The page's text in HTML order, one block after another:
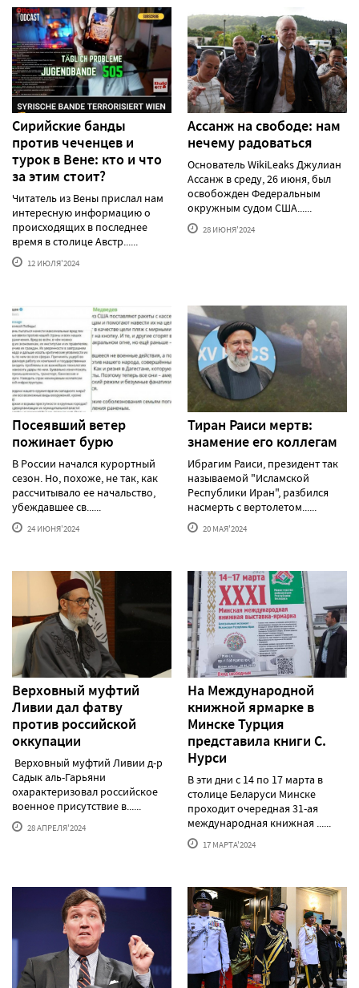
Сирийские банды
против чеченцев и
турок в Вене: кто и что
за этим стоит?
Читатель из Вены прислал нам
интересную информацию о
происходящих в последнее
время в столице Австр......
12 ИЮЛЯ'2024
Ассанж на свободе: нам
нечему радоваться
Основатель WikiLeaks Джулиан
Ассанж в среду, 26 июня, был
освобожден Федеральным
окружным судом США......
28 ИЮНЯ'2024
Посеявший ветер
пожинает бурю
В России начался курортный
сезон. Но, похоже, не так, как
рассчитывало ее начальство,
убеждавшее св......
24 ИЮНЯ'2024
Тиран Раиси мертв:
знамение его коллегам
Ибрагим Раиси, президент так
называемой "Исламской
Республики Иран", разбился
насмерть с вертолетом......
20 МАЯ'2024
Верховный муфтий
Ливии дал фатву
против российской
оккупации
Верховный муфтий Ливии д-р
Садык аль-Гарьяни
охарактеризовал российское
военное присутствие в......
28 АПРЕЛЯ'2024
На Международной
книжной ярмарке в
Минске Турция
представила книги С.
Нурси
В эти дни с 14 по 17 марта в
столице Беларуси Минске
проходит очередная 31-ая
международная книжная ......
17 МАРТА'2024